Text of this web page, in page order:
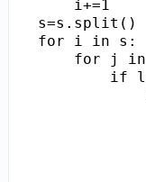
    i+=1
s=s.split()
for i in s:
for j
if